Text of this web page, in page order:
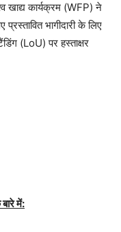
खाद्य कार्यक्रम (WFP) ने
भागीदारी के लिए
(LoU) पर हस्ताक्षर
में: